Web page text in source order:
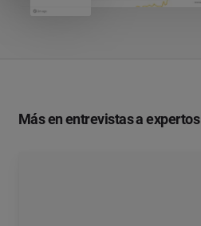
Más en entrevistas a expertos